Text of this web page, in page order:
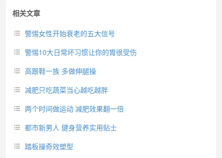
相关文章
警惕女性开始衰老的五大信号
警惕10大日常坏习惯让你的胃很受伤
高跟鞋一族 多做伸腿操
减肥只吃蔬菜当心越吃越胖
两个时间做运动 减肥效果翻一倍
都市新男人 健身营养实用贴士
踏板操奇效塑型